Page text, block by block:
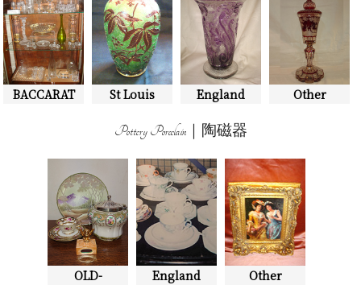
BACCARAT St Louis England Other
Pottery Porcelain｜陶磁器
OLD-
England Other